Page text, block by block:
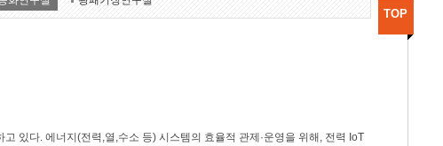
있다. 에너지(전력,열,수소 등) 시스템의 효율적 관제·운영을 위해, 전력 IoT
TOP